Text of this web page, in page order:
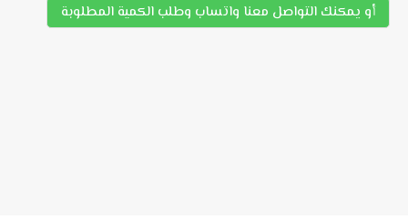
أو يمكنك التواصل معنا واتساب وطلب الكمية المطلوبة